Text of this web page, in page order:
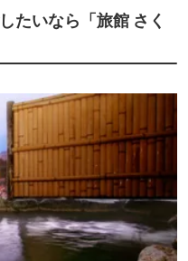
たいなら「旅館 さく